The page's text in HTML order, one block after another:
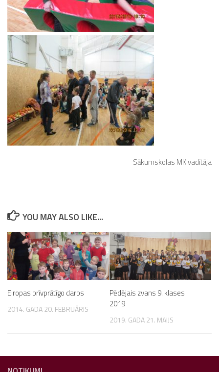
Sākumskolas MK vadītāja
YOU MAY ALSO LIKE...
Eiropas brīvprātīgo darbs
2014. GADA 20. FEBRUĀRIS
Pēdējais zvans 9. klases
2019
2019. GADA 21. MAIJS